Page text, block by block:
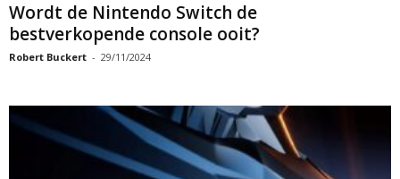
Wordt de Nintendo Switch de
bestverkopende console ooit?
Robert Buckert - 29/11/2024